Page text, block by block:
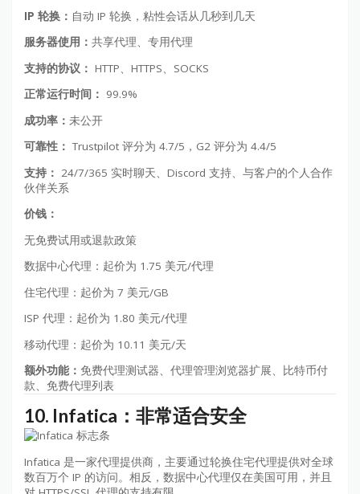
IP 轮换： 自动 IP 轮换，粘性会话从几秒到几天
服务器使用： 共享代理、专用代理
支持的协议： HTTP、HTTPS、SOCKS
正常运行时间： 99.9%
成功率： 未公开
可靠性： Trustpilot 评分为 4.7/5，G2 评分为 4.4/5
支持： 24/7/365 实时聊天、Discord 支持、与客户的个人合作
伙伴关系
价钱：
无免费试用或退款政策
数据中心代理：起价为 1.75 美元/代理
住宅代理：起价为 7 美元/GB
ISP 代理：起价为 1.80 美元/代理
移动代理：起价为 10.11 美元/天
额外功能： 免费代理测试器、代理管理浏览器扩展、比特币付
款、免费代理列表
10. Infatica：非常适合安全
Infatica 是一家代理提供商，主要通过轮换住宅代理提供对全球
数百万个 IP 的访问。相反，数据中心代理仅在美国可用，并且